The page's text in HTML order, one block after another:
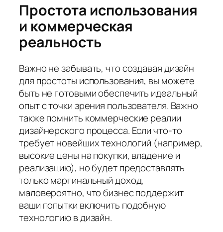
Простота использования
и коммерческая
реальность
Важно не забывать, что создавая дизайн
для простоты использования, вы можете
быть не готовыми обеспечить идеальный
опыт с точки зрения пользователя. Важно
также помнить коммерческие реалии
дизайнерского процесса. Если что-то
требует новейших технологий (например,
высокие цены на покупки, владение и
реализацию), но будет предоставлять
только маргинальный доход,
маловероятно, что бизнес поддержит
ваши попытки включить подобную
технологию в дизайн.